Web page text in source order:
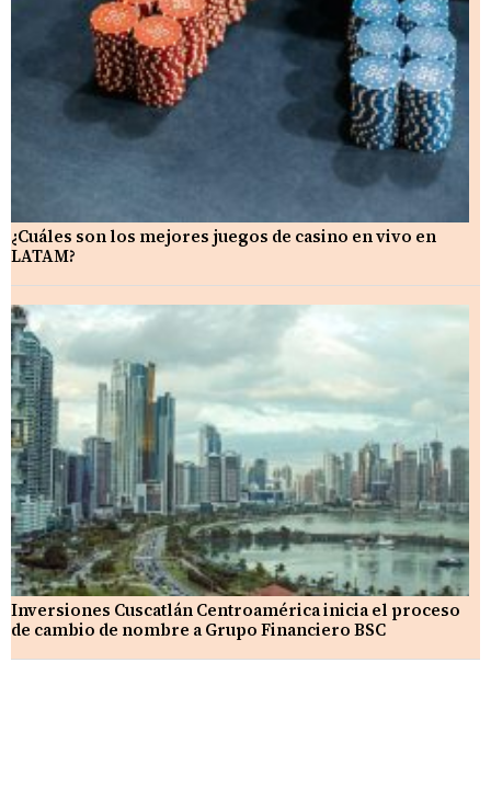
¿Cuáles son los mejores juegos de casino en vivo en
LATAM?
Inversiones Cuscatlán Centroamérica inicia el proceso
de cambio de nombre a Grupo Financiero BSC